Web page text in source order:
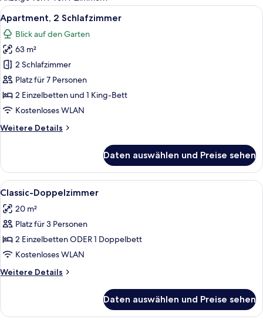
Zimmer
Alle
Fotos
für
Apartment,
2 Schlafzimmer
anzeigen
Ein modernes Hotelzimmer mit
6
Apartment, 2 Schlafzimmer
Blick auf den Garten
63 m²
2 Schlafzimmer
Platz für 7 Personen
2 Einzelbetten und 1 King-Bett
Kostenloses WLAN
Weitere Details
Weitere
2 Schlafzimmer
Daten auswählen und Preise sehen
Alle
Fotos
für
Classic-
Doppelzimmer
anzeigen
Ein modernes Hotelzimmer mit
4
Classic-Doppelzimmer
20 m²
Platz für 3 Personen
2 Einzelbetten ODER 1 Doppelbett
Kostenloses WLAN
Weitere Details
Weitere
Doppelzimmer
Daten auswählen und Preise sehen